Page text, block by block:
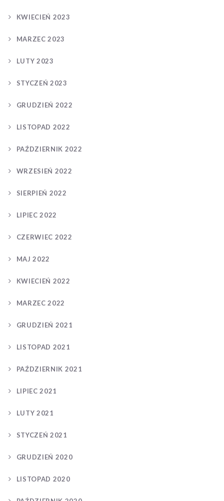
KWIECIEŃ 2023
MARZEC 2023
LUTY 2023
STYCZEŃ 2023
GRUDZIEŃ 2022
LISTOPAD 2022
PAŹDZIERNIK 2022
WRZESIEŃ 2022
SIERPIEŃ 2022
LIPIEC 2022
CZERWIEC 2022
MAJ 2022
KWIECIEŃ 2022
MARZEC 2022
GRUDZIEŃ 2021
LISTOPAD 2021
PAŹDZIERNIK 2021
LIPIEC 2021
LUTY 2021
STYCZEŃ 2021
GRUDZIEŃ 2020
LISTOPAD 2020